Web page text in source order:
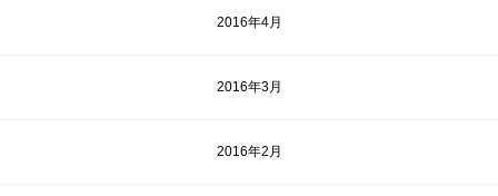
2016年4月
2016年3月
2016年2月